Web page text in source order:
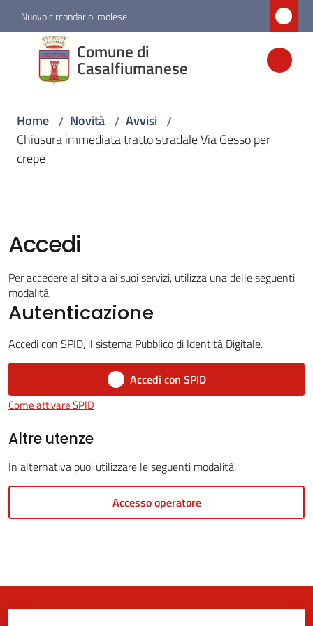
Vai al contenuto
Vai alla navigazione
Vai al footer
Nuovo circondario imolese
Comune di
Casalfiumanese
Comune di
Casalfiumanese
Amministrazione
Novità
Casalfiumanese
on-
gli
Home / Novità / Avvisi /
Chiusura immediata tratto stradale Via Gesso per
crepe
Accedi
Per accedere al sito a ai suoi servizi, utilizza una delle seguenti
modalità.
Autenticazione
Accedi con SPID, il sistema Pubblico di Identità Digitale.
Accedi con SPID
Come attivare SPID
Altre utenze
In alternativa puoi utilizzare le seguenti modalità.
Accesso operatore